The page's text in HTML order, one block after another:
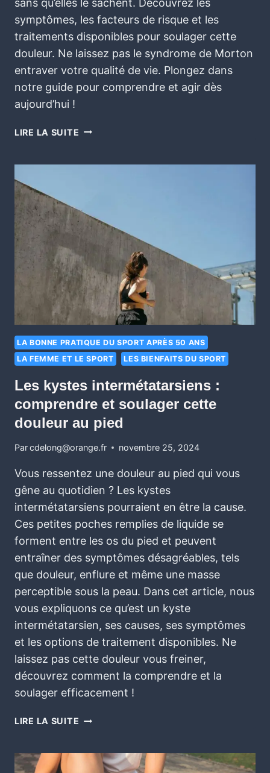
symptômes, les facteurs de risque et les
traitements disponibles pour soulager cette
douleur. Ne laissez pas le syndrome de Morton
entraver votre qualité de vie. Plongez dans
notre guide pour comprendre et agir dès
aujourd’hui !
LIRE LA SUITE
LA BONNE PRATIQUE DU SPORT APRÈS 50 ANS
LA FEMME ET LE SPORT
LES BIENFAITS DU SPORT
Les kystes intermétatarsiens :
comprendre et soulager cette
douleur au pied
Parcdelong@orange.fr novembre 25, 2024
Vous ressentez une douleur au pied qui vous
gêne au quotidien ? Les kystes
intermétatarsiens pourraient en être la cause.
Ces petites poches remplies de liquide se
forment entre les os du pied et peuvent
entraîner des symptômes désagréables, tels
que douleur, enflure et même une masse
perceptible sous la peau. Dans cet article, nous
vous expliquons ce qu’est un kyste
intermétatarsien, ses causes, ses symptômes
et les options de traitement disponibles. Ne
laissez pas cette douleur vous freiner,
découvrez comment la comprendre et la
soulager efficacement !
LIRE LA SUITE